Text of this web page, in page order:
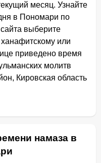
месяц. Узнайте
в Пономари по
выберите
или
приведено время
молитв
Кировская область
намаза в